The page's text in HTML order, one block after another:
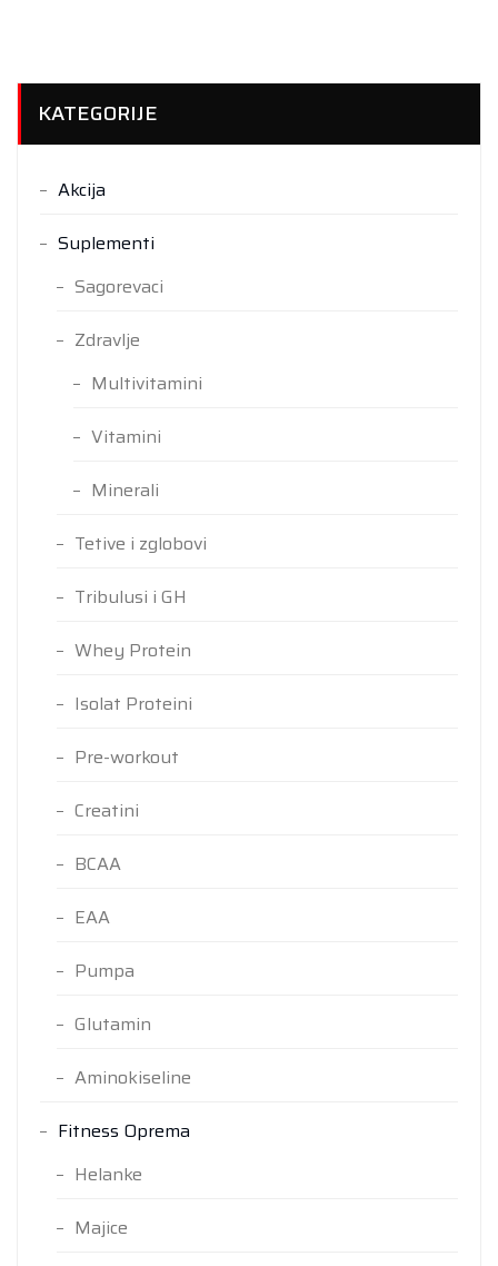
KATEGORIJE
Akcija
Suplementi
Sagorevaci
Zdravlje
Multivitamini
Vitamini
Minerali
Tetive i zglobovi
Tribulusi i GH
Whey Protein
Isolat Proteini
Pre-workout
Creatini
BCAA
EAA
Pumpa
Glutamin
Aminokiseline
Fitness Oprema
Helanke
Majice